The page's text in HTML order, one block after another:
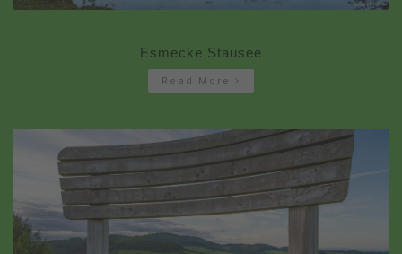
Esmecke Stausee
Read More